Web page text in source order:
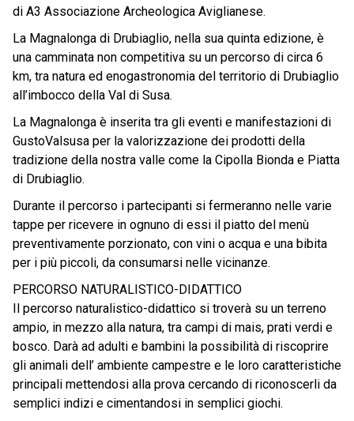
di A3 Associazione Archeologica Aviglianese.
La Magnalonga di Drubiaglio, nella sua quinta edizione, è
una camminata non competitiva su un percorso di circa 6
km, tra natura ed enogastronomia del territorio di Drubiaglio
all’imbocco della Val di Susa.
La Magnalonga è inserita tra gli eventi e manifestazioni di
GustoValsusa per la valorizzazione dei prodotti della
tradizione della nostra valle come la Cipolla Bionda e Piatta
di Drubiaglio.
Durante il percorso i partecipanti si fermeranno nelle varie
tappe per ricevere in ognuno di essi il piatto del menù
preventivamente porzionato, con vini o acqua e una bibita
per i più piccoli, da consumarsi nelle vicinanze.
PERCORSO NATURALISTICO-DIDATTICO
Il percorso naturalistico-didattico si troverà su un terreno
ampio, in mezzo alla natura, tra campi di mais, prati verdi e
bosco. Darà ad adulti e bambini la possibilità di riscoprire
gli animali dell’ ambiente campestre e le loro caratteristiche
principali mettendosi alla prova cercando di riconoscerli da
semplici indizi e cimentandosi in semplici giochi.